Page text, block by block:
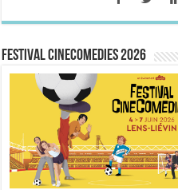
FESTIVAL CINECOMEDIES 2026